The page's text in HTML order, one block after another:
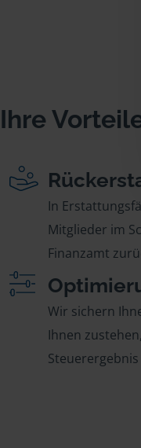
Ihre
In
Mitglieder im
Finanzamt
Wir sichern
Ihnen